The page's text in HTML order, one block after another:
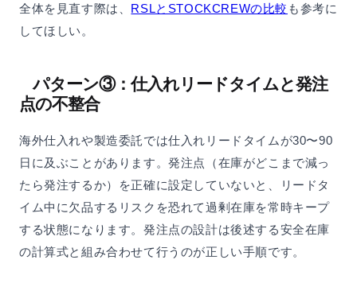
全体を見直す際は、 RSLとSTOCKCREWの比較 も参考に
してほしい。
パターン③：仕入れリードタイムと発注
点の不整合
海外仕入れや製造委託では仕入れリードタイムが30〜90
日に及ぶことがあります。発注点（在庫がどこまで減っ
たら発注するか）を正確に設定していないと、リードタ
イム中に欠品するリスクを恐れて過剰在庫を常時キープ
する状態になります。発注点の設計は後述する安全在庫
の計算式と組み合わせて行うのが正しい手順です。